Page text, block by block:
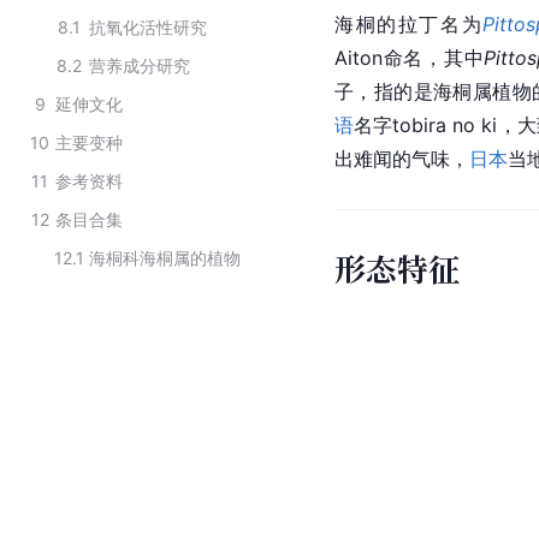
8.1 抗氧化活性研究
8.2 营养成分研究
9 延伸文化
10 主要变种
11 参考资料
12 条目合集
12.1 海桐科海桐属的植物
海桐的拉丁名为
Aiton命名，其中
子，指的是海桐属植物
语名字tobira no ki，大
出难闻的气味， 日本当
形态特征